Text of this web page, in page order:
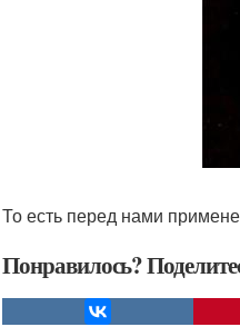
То есть перед нами
Понравилось?